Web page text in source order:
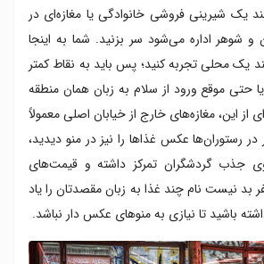
یک شیرینی فروشی خانوادگی یا مغازه‌ای در
اداره می‌شود سر بزنید. شما به اینجا
یک محلی تجربه کنید؛ پس باید به نقاط کمتر
حتی موقع ورود از سلام به زبان همان منطقه
از این، مغازه‌های خارج از خیابان اصلی معمولاً
در رستوران‌ها عکس غذاها را نیز در منو دیدید،
جذب گردشگران تمرکز داشته و قیمت‌های
بد نیست نام چند غذا به زبان مقصدتان را یاد
باشید تا نیازی به منوهای عکس دار نباشد.